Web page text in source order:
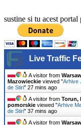
sustine si tu acest portal
Live Traffic
A visitor from
Mazowieckie viewed "Arhive
de Stiri" 27 mins ago
A visitor from Torun,
pomorskie viewed "Arhive
de Stiri" 37 mins ago
A visitor from